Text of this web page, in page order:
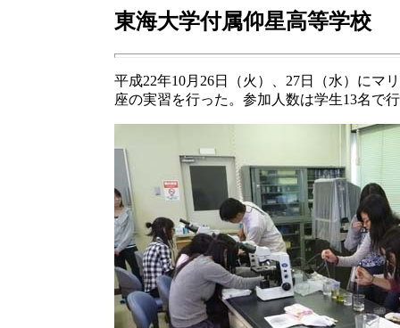
東海大学付属仰星高等学校
平成22年10月26日（火）、27日（水）にマ
座の実習を行った。参加人数は学生13名で